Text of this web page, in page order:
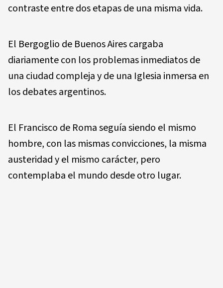
contraste entre dos etapas de una misma vida.
El Bergoglio de Buenos Aires cargaba
diariamente con los problemas inmediatos de
una ciudad compleja y de una Iglesia inmersa en
los debates argentinos.
El Francisco de Roma seguía siendo el mismo
hombre, con las mismas convicciones, la misma
austeridad y el mismo carácter, pero
contemplaba el mundo desde otro lugar.